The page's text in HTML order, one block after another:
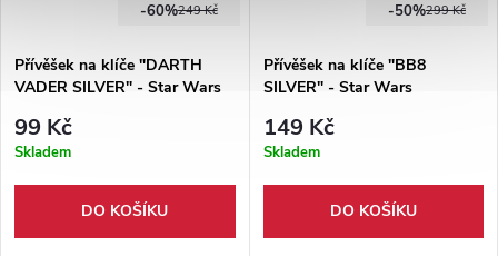
249 Kč
-60%
Přívěšek na klíče "DARTH
VADER SILVER" - Star Wars
99 Kč
Skladem
DO KOŠÍKU
299 Kč
-50%
Přívěšek na klíče "BB8
SILVER" - Star Wars
149 Kč
Skladem
DO KOŠÍKU